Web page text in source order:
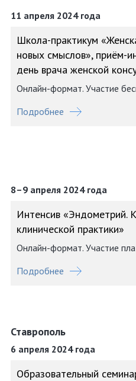
11 апреля 2024 года
Школа-практикум
новых смыслов», приём-
день врача женской
Онлайн-формат. Участие
Подробнее
8–9 апреля 2024 года
Интенсив «Эндометрий.
клинической практики»
Онлайн-формат. Участие
Подробнее
Ставрополь
6 апреля 2024 года
Образовательный